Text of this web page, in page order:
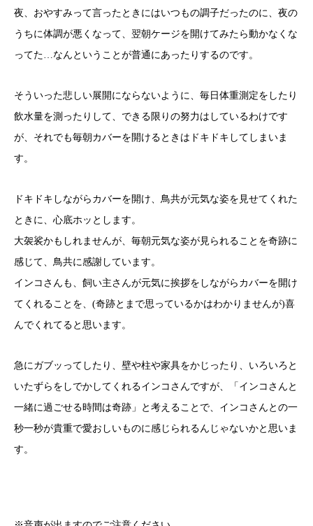
夜、おやすみって言ったときにはいつもの調子だったのに、夜の
うちに体調が悪くなって、翌朝ケージを開けてみたら動かなくな
ってた…なんということが普通にあったりするのです。
そういった悲しい展開にならないように、毎日体重測定をしたり
飲水量を測ったりして、できる限りの努力はしているわけです
が、それでも毎朝カバーを開けるときはドキドキしてしまいま
す。
ドキドキしながらカバーを開け、鳥共が元気な姿を見せてくれた
ときに、心底ホッとします。
大袈裟かもしれませんが、毎朝元気な姿が見られることを奇跡に
感じて、鳥共に感謝しています。
インコさんも、飼い主さんが元気に挨拶をしながらカバーを開け
てくれることを、(奇跡とまで思っているかはわかりませんが)喜
んでくれてると思います。
急にガブッってしたり、壁や柱や家具をかじったり、いろいろと
いたずらをしでかしてくれるインコさんですが、「インコさんと
一緒に過ごせる時間は奇跡」と考えることで、インコさんとの一
秒一秒が貴重で愛おしいものに感じられるんじゃないかと思いま
す。